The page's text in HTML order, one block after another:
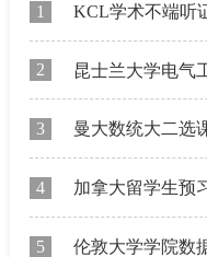
1 KCL学术不端听
2 昆士兰大学电气
3 曼大数统大二选
4 加拿大留学生预
5 伦敦大学学院数据